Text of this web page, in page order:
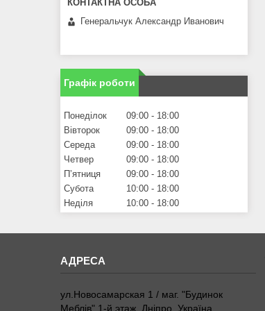
Генеральчук Александр Иванович
Графік роботи
Понеділок 09:00
18:00
Вівторок
09:00
18:00
Середа
09:00
18:00
Четвер
09:00
18:00
Пʼятниця
09:00
18:00
Субота
10:00
18:00
Неділя
10:00 18:00
ул.Новосамарская 1 / маг. "Будинок
Меблiв" 1-й этаж, Дніпро, Україна